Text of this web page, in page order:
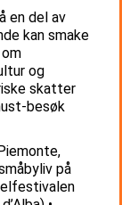
en del av
kan smake
og
skatter
besøk
på